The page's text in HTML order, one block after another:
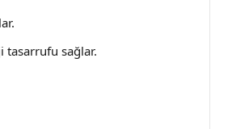
tasarrufu sağlar.